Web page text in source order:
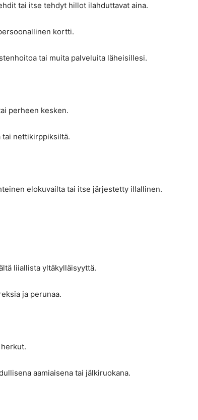
tai itse tehdyt hillot ilahduttavat aina.
kortti.
tai muita palveluita läheisillesi.
perheen kesken.
tai nettikirppiksiltä.
elokuvailta tai itse järjestetty illallinen.
liiallista yltäkylläisyyttä.
ja perunaa.
aamiaisena tai jälkiruokana.